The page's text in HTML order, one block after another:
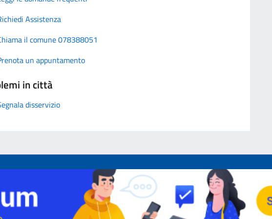
Assistenza
il comune 078388051
un appuntamento
in città
disservizio